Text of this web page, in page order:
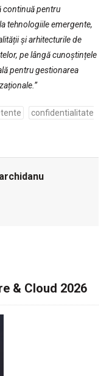
continuă pentru
tehnologiile emergente,
și arhitecturile de
pe lângă cunoștințele
pentru gestionarea
confidentialitate
& Cloud 2026